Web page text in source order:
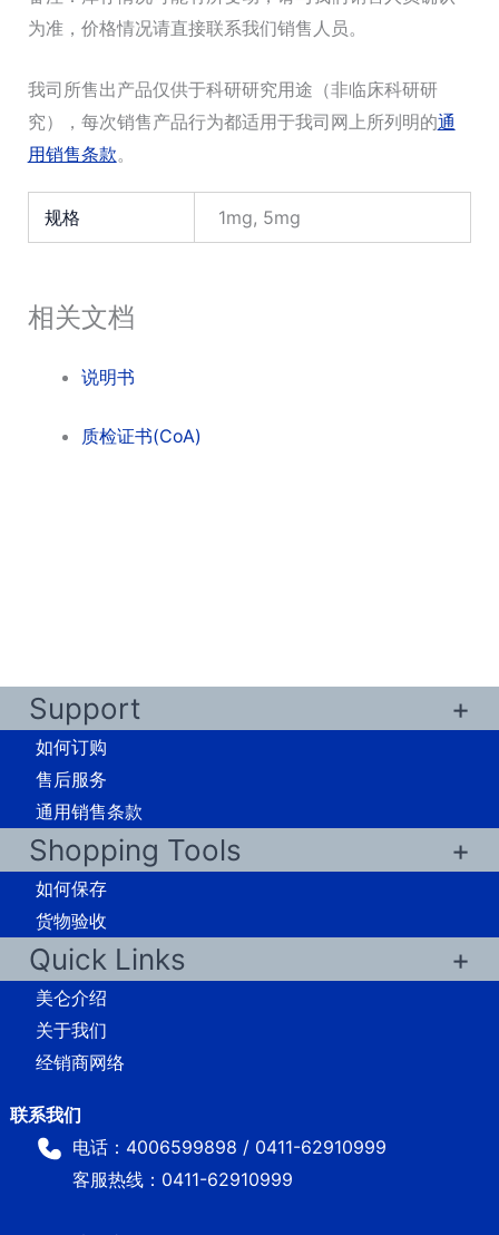
为准，价格情况请直接联系我们销售人员。
我司所售出产品仅供于科研研究用途（非临床科研研
究），每次销售产品行为都适用于我司网上所列明的通
用销售条款。
规格 1mg, 5mg
相关文档
说明书
质检证书(CoA)
Support
如何订购
售后服务
通用销售条款
Shopping Tools
如何保存
货物验收
Quick Links
美仑介绍
关于我们
经销商网络
电话：4006599898 / 0411-62910999
客服热线：0411-62910999